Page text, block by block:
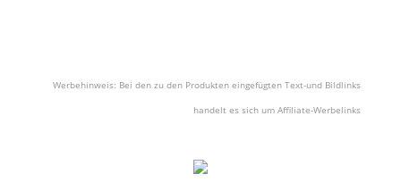
Werbehinweis: Bei den zu den Produkten eingefügten Text-und Bildlinks
handelt es sich um Affiliate-Werbelinks